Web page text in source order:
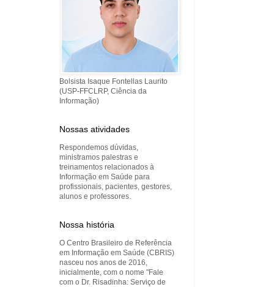
Bolsista Isaque Fontellas Laurito
(USP-FFCLRP, Ciência da
Informação)
Nossas atividades
Respondemos dúvidas,
ministramos palestras e
treinamentos relacionados à
Informação em Saúde para
profissionais, pacientes, gestores,
alunos e professores.
Nossa história
O Centro Brasileiro de Referência
em Informação em Saúde (CBRIS)
nasceu nos anos de 2016,
inicialmente, com o nome "Fale
com o Dr. Risadinha: Serviço de